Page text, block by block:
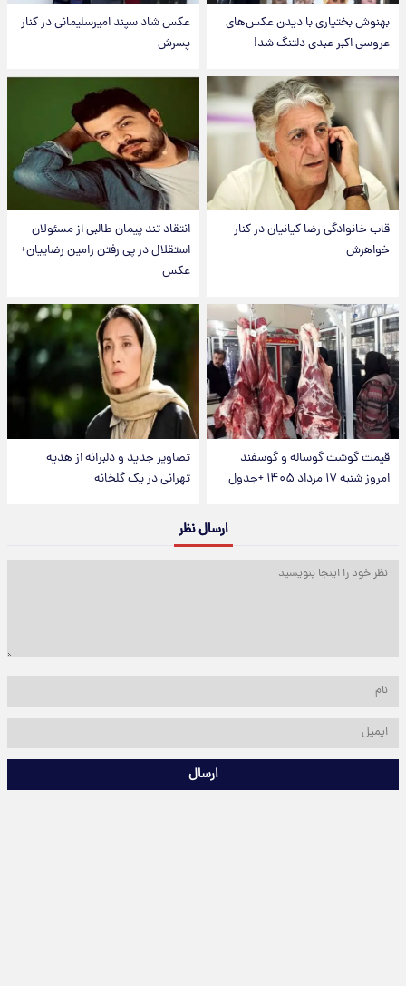
بهنوش بختیاری با دیدن عکس‌های
عروسی اکبر عبدی دلتنگ شد!
عکس شاد سپند امیرسلیمانی در کنار
پسرش
قاب خانوادگی رضا کیانیان در کنار
خواهرش
انتقاد تند پیمان طالبی از مسئولان
استقلال در پی رفتن رامین رضاییان+
عکس
قیمت گوشت گوساله و گوسفند
امروز شنبه ۱۷ مرداد ۱۴۰۵ +جدول
تصاویر جدید و دلبرانه از هدیه
تهرانی در یک گلخانه
ارسال نظر
ارسال